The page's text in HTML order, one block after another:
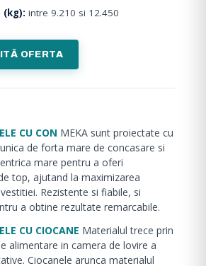
intre 9.210 si 12.450
OFERTA
CU CON MEKA sunt proiectate cu
de forta mare de concasare si
mare pentru a oferi
top, ajutand la maximizarea
Rezistente si fiabile, si
a obtine rezultate remarcabile.
CU CIOCANE Materialul trece prin
alimentare in camera de lovire a
Ciocanele arunca materialul